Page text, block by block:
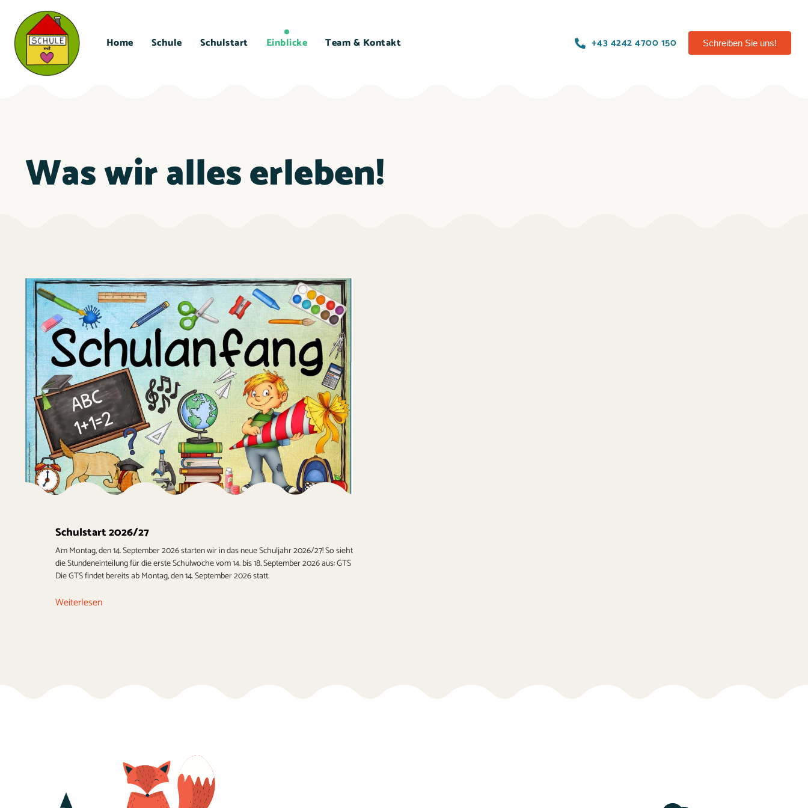
Home Schule Schulstart Einblicke Team & Kontakt +43 4242 4700 150 Schreiben Sie uns!
Was wir alles erleben!
Schulstart 2026/27
Am Montag, den 14. September 2026 starten wir in das neue Schuljahr 2026/27! So sieht
die Stundeneinteilung für die erste Schulwoche vom 14. bis 18. September 2026 aus: GTS
Die GTS findet bereits ab Montag, den 14. September 2026 statt.
Weiterlesen